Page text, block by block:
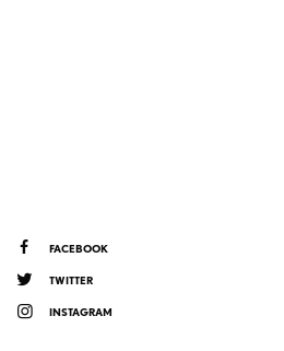
FACEBOOK
TWITTER
INSTAGRAM